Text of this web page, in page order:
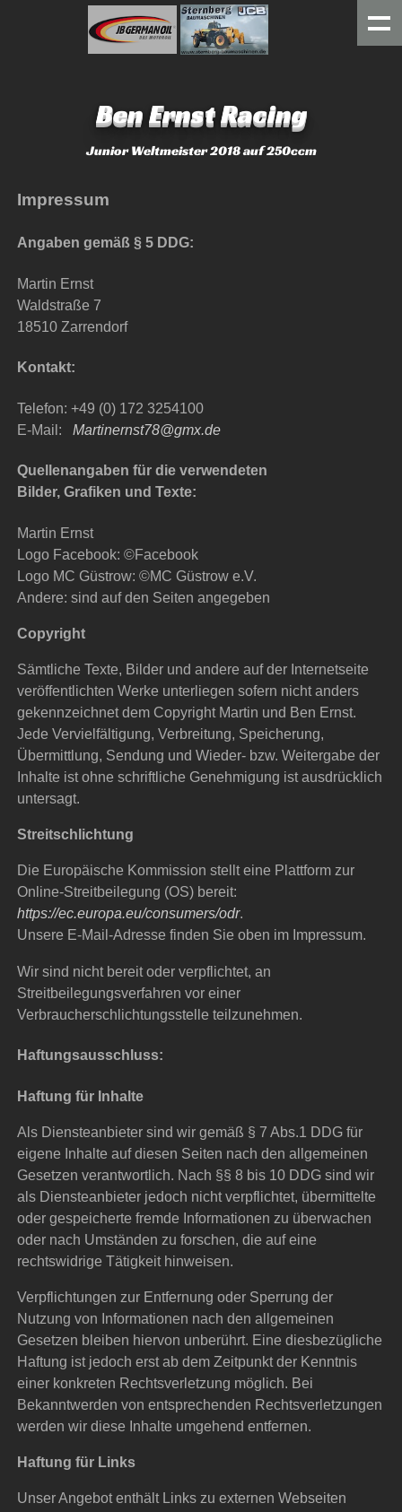
Ben Ernst Racing
Junior Weltmeister 2018 auf 250ccm
Impressum
Angaben gemäß § 5 DDG:
Martin Ernst
Waldstraße 7
18510 Zarrendorf
Kontakt:
Telefon: +49 (0) 172 3254100
E-Mail:Martinernst78@gmx.de
Quellenangaben für die verwendeten
Bilder, Grafiken und Texte:
Martin Ernst
Logo Facebook: ©Facebook
Logo MC Güstrow: ©MC Güstrow e.V.
Andere: sind auf den Seiten angegeben
Copyright
Sämtliche Texte, Bilder und andere auf der Internetseite
veröffentlichten Werke unterliegen sofern nicht anders
gekennzeichnet dem Copyright Martin und Ben Ernst.
Jede Vervielfältigung, Verbreitung, Speicherung,
Übermittlung, Sendung und Wieder- bzw. Weitergabe der
Inhalte ist ohne schriftliche Genehmigung ist ausdrücklich
untersagt.
Streitschlichtung
Die Europäische Kommission stellt eine Plattform zur
Online-Streitbeilegung (OS) bereit:
https://ec.europa.eu/consumers/odr.
Unsere E-Mail-Adresse finden Sie oben im Impressum.
Wir sind nicht bereit oder verpflichtet, an
Streitbeilegungsverfahren vor einer
Verbraucherschlichtungsstelle teilzunehmen.
Haftungsausschluss:
Haftung für Inhalte
Als Diensteanbieter sind wir gemäß § 7 Abs.1 DDG für
eigene Inhalte auf diesen Seiten nach den allgemeinen
Gesetzen verantwortlich. Nach §§ 8 bis 10 DDG sind wir
als Diensteanbieter jedoch nicht verpflichtet, übermittelte
oder gespeicherte fremde Informationen zu überwachen
oder nach Umständen zu forschen, die auf eine
rechtswidrige Tätigkeit hinweisen.
Verpflichtungen zur Entfernung oder Sperrung der
Nutzung von Informationen nach den allgemeinen
Gesetzen bleiben hiervon unberührt. Eine diesbezügliche
Haftung ist jedoch erst ab dem Zeitpunkt der Kenntnis
einer konkreten Rechtsverletzung möglich. Bei
Bekanntwerden von entsprechenden Rechtsverletzungen
werden wir diese Inhalte umgehend entfernen.
Haftung für Links
Unser Angebot enthält Links zu externen Webseiten